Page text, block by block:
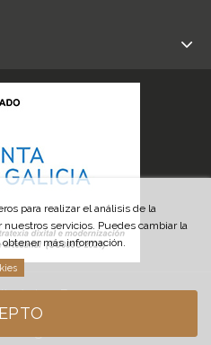
para realizar el análisis de la
servicios. Puedes cambiar la
más información.
Las Burgas